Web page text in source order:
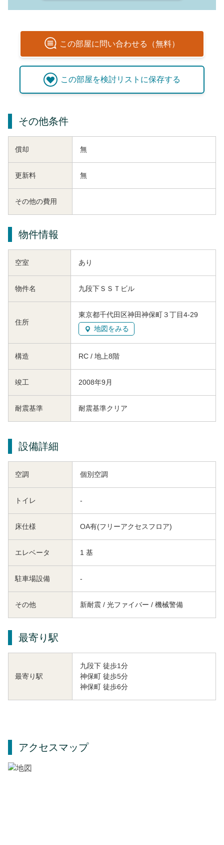
この部屋に問い合わせる（無料）
この部屋を検討リストに保存する
その他条件
償却 無
更新料 無
その他の費用
物件情報
空室 あり
物件名 九段下ＳＳＴビル
住所
東京都千代田区神田神保町３丁目4-29
地図をみる
構造 RC / 地上8階
竣工 2008年9月
耐震基準 耐震基準クリア
設備詳細
空調 個別空調
トイレ -
床仕様 OA有(フリーアクセスフロア)
エレベータ 1 基
駐車場設備 -
その他 新耐震 / 光ファイバー / 機械警備
最寄り駅
最寄り駅
九段下 徒歩1分
神保町 徒歩5分
神保町 徒歩6分
アクセスマップ